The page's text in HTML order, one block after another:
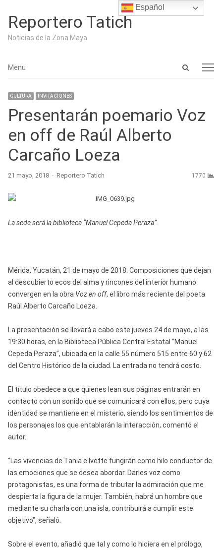
Reportero Tatich
Noticias de la Zona Maya
Open
Menu
Menu
CULTURA INVITACIONES
Presentarán poemario Voz
en off de Raúl Alberto
Carcaño Loeza
21 mayo, 2018 Author
Reportero Tatich 1770
La sede será la biblioteca “Manuel Cepeda Peraza”.
Mérida, Yucatán, 21 de mayo de 2018. Composiciones que dejan
al descubierto ecos del alma y rincones del interior humano
convergen en la obra Voz en off, el libro más reciente del poeta
Raúl Alberto Carcaño Loeza.
La presentación se llevará a cabo este jueves 24 de mayo, a las
19:30 horas, en la Biblioteca Pública Central Estatal “Manuel
Cepeda Peraza”, ubicada en la calle 55 número 515 entre 60 y 62
del Centro Histórico de la ciudad. La entrada no tendrá costo.
El título obedece a que quienes lean sus páginas entrarán en
contacto con un sonido que se comunicará con ellos, pero cuya
identidad se mantiene en el misterio, siendo los sentimientos de
los personajes los que entablarán la interacción, comentó el
autor.
“Las vivencias de Tania e Ivette fungirán como hilo conductor de
las emociones que se desea abordar. Darles voz como
protagonistas, es una forma de tributar la admiración que me
despierta la figura de la mujer. También, habrá un hombre que
mediante su charla con una isla, contribuirá a cumplir este
objetivo”, señaló.
Sobre el evento, añadió que tal y como lo hiciera en el prólogo,
Español